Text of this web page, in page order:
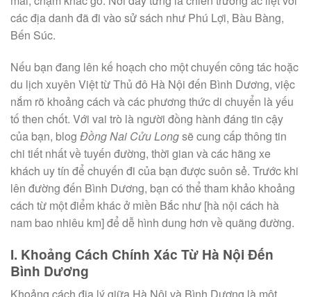
các địa danh đã đi vào sử sách như Phú Lợi, Bàu Bàng,
Bến Súc.
Nếu bạn đang lên kế hoạch cho một chuyến công tác hoặc
du lịch xuyên Việt từ Thủ đô Hà Nội đến Bình Dương, việc
nắm rõ khoảng cách và các phương thức di chuyển là yếu
tố then chốt. Với vai trò là người đồng hành đáng tin cậy
của bạn, blog Đồng Nai Cửu Longsẽ cung cấp thông tin
chi tiết nhất về tuyến đường, thời gian và các hãng xe
khách uy tín để chuyến đi của bạn được suôn sẻ. Trước khi
lên đường đến Bình Dương, bạn có thể tham khảo khoảng
cách từ một điểm khác ở miền Bắc như [hà nội cách hà
nam bao nhiêu km] để dễ hình dung hơn về quãng đường.
I. Khoảng Cách Chính Xác Từ Hà Nội Đến
Bình Dương